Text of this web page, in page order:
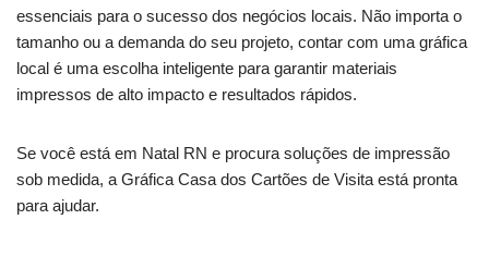
essenciais para o sucesso dos negócios locais. Não importa o
tamanho ou a demanda do seu projeto, contar com uma gráfica
local é uma escolha inteligente para garantir materiais
impressos de alto impacto e resultados rápidos.
Se você está em Natal RN e procura soluções de impressão
sob medida, a Gráfica Casa dos Cartões de Visita está pronta
para ajudar.